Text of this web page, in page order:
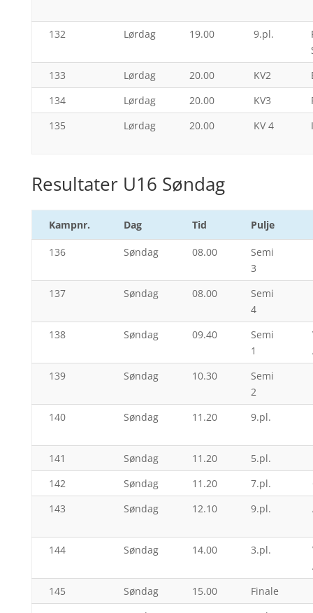
132 Lørdag 19.00 9.pl.
133
Lørdag 20.00 KV2
134
Lørdag 20.00 KV3
135
Lørdag 20.00 KV 4
Resultater U16 Søndag
Kampnr. Dag Tid Pulje
136 Søndag 08.00
Semi
3
137 Søndag 08.00
Semi
4
138
Søndag 09.40
Semi
1
139
Søndag 10.30
Semi
2
140 Søndag 11.20 9.pl.
141 Søndag 11.20 5.pl.
142
Søndag 11.20 7.pl.
143
Søndag 12.10 9.pl.
144
Søndag 14.00 3.pl.
145
Søndag 15.00 Finale